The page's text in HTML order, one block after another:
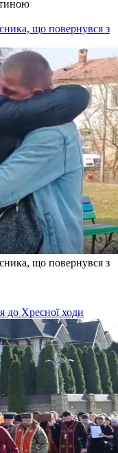
що повернувся з
що повернувся з
до Хресної ходи